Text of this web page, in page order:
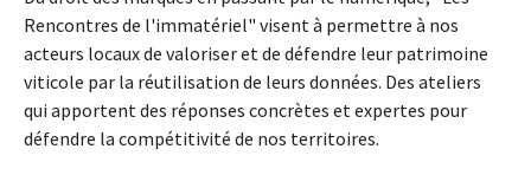
Rencontres de l'immatériel" visent à permettre à nos
acteurs locaux de valoriser et de défendre leur patrimoine
viticole par la réutilisation de leurs données. Des ateliers
qui apportent des réponses concrètes et expertes pour
défendre la compétitivité de nos territoires.